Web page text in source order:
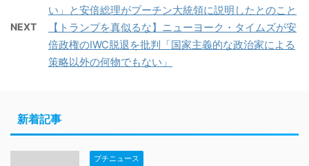
い」と安倍総理がプーチン大統領に説明したとのこと
NEXT
【トランプを真似るな】ニューヨーク・タイムズが安
倍政権のIWC脱退を批判「国家主義的な政治家による
策略以外の何物でもない」
新着記事
プチニュース